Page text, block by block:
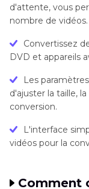
d'attente, vous
nombre de vidéos.
Convertissez
DVD et appareils
Les
d'ajuster la taille,
conversion.
L'interface
vidéos pour la
Comment